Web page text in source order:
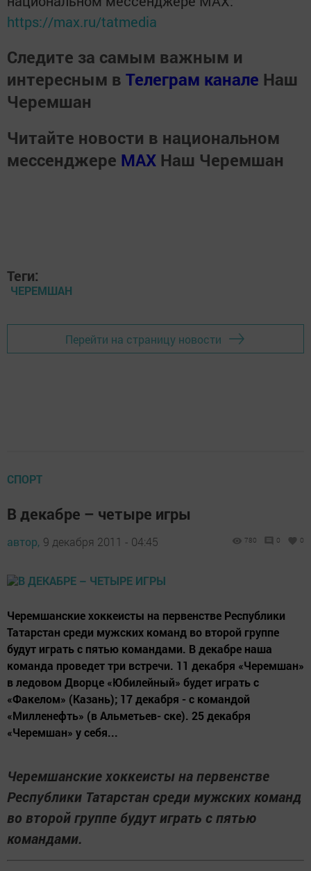
https://max.ru/tatmedia
Следите за самым важным и
интересным в Телеграм канале Наш
Черемшан
Читайте новости в национальном
мессенджере MАХ Наш Черемшан
Теги:
ЧЕРЕМШАН
Перейти на страницу новости
СПОРТ
В декабре – четыре игры
автор, 9 декабря 2011 - 04:45 780 0 0
Черемшанские хоккеисты на первенстве Республики
Татарстан среди мужских команд во второй группе
будут играть с пятью командами. В декабре наша
команда проведет три встречи. 11 декабря «Черемшан»
в ледовом Дворце «Юбилейный» будет играть с
«Факелом» (Казань); 17 декабря - с командой
«Милленефть» (в Альметьев- ске). 25 декабря
«Черемшан» у себя...
Черемшанские хоккеисты на первенстве
Республики Татарстан среди мужских команд
во второй группе будут играть с пятью
командами.